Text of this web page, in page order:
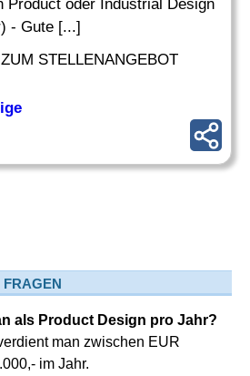
Product oder Industrial Design
- Gute [...]
STELLENANGEBOT
FRAGEN
als Product Design pro Jahr?
man zwischen EUR
im Jahr.